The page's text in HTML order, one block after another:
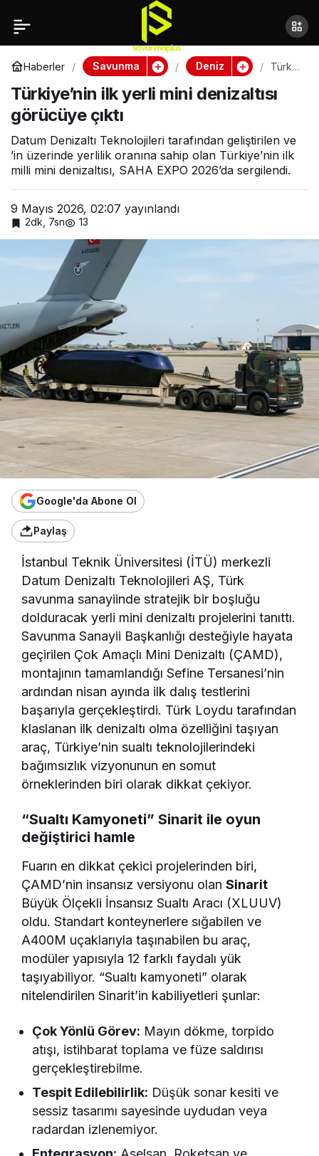
Haberler Savunma Deniz
Türkiy
ilk
yerli
altısı
görüc
üye
çıktı
Türkiye’nin ilk yerli mini denizaltısı
görücüye çıktı
Datum Denizaltı Teknolojileri tarafından geliştirilen ve
’in üzerinde yerlilik oranına sahip olan Türkiye’nin ilk
milli mini denizaltısı, SAHA EXPO 2026’da sergilendi.
9 Mayıs 2026, 02:07 yayınlandı
2dk, 7sn 13
Google'da Abone Ol
Paylaş
İstanbul Teknik Üniversitesi (İTÜ) merkezli
Datum Denizaltı Teknolojileri AŞ, Türk
savunma sanayiinde stratejik bir boşluğu
dolduracak yerli mini denizaltı projelerini tanıttı.
Savunma Sanayii Başkanlığı desteğiyle hayata
geçirilen Çok Amaçlı Mini Denizaltı (ÇAMD),
montajının tamamlandığı Sefine Tersanesi’nin
ardından nisan ayında ilk dalış testlerini
başarıyla gerçekleştirdi. Türk Loydu tarafından
klaslanan ilk denizaltı olma özelliğini taşıyan
araç, Türkiye’nin sualtı teknolojilerindeki
bağımsızlık vizyonunun en somut
örneklerinden biri olarak dikkat çekiyor.
“Sualtı Kamyoneti” Sinarit ile oyun
değiştirici hamle
Fuarın en dikkat çekici projelerinden biri,
ÇAMD’nin insansız versiyonu olanSinarit
Büyük Ölçekli İnsansız Sualtı Aracı (XLUUV)
oldu. Standart konteynerlere sığabilen ve
A400M uçaklarıyla taşınabilen bu araç,
modüler yapısıyla 12 farklı faydalı yük
taşıyabiliyor. “Sualtı kamyoneti” olarak
nitelendirilen Sinarit’in kabiliyetleri şunlar:
Çok Yönlü Görev: Mayın dökme, torpido
atışı, istihbarat toplama ve füze saldırısı
gerçekleştirebilme.
Tespit Edilebilirlik: Düşük sonar kesiti ve
sessiz tasarımı sayesinde uydudan veya
radardan izlenemiyor.
Almanya’nın son
Braunschweig korveti
denize indirildi
Paylaş